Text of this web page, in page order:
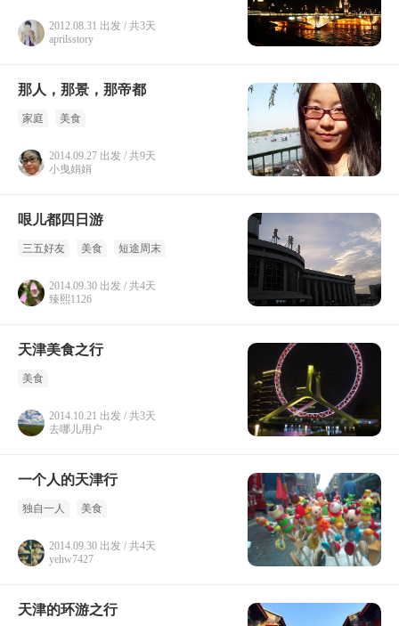
2012.08.31 出发 / 共3天
aprilsstory
那人，那景，那帝都
家庭 美食
2014.09.27 出发 / 共9天
小曳娟娟
哏儿都四日游
三五好友 美食 短途周末
2014.09.30 出发 / 共4天
臻熙1126
天津美食之行
美食
2014.10.21 出发 / 共3天
去哪儿用户
一个人的天津行
独自一人 美食
2014.09.30 出发 / 共4天
yehw7427
天津的环游之行